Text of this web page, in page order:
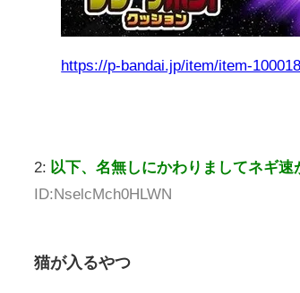
https://p-bandai.jp/item/item-
2: 以下、名無しにかわりましてネギ速
ID:NselcMch0HLWN
猫が入るやつ